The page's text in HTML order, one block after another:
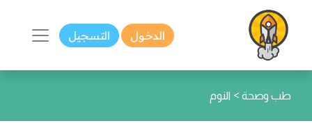
الدخول التسجيل
طب وصحة > النوم